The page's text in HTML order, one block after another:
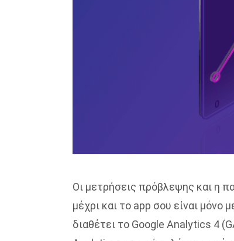
Οι μετρήσεις πρόβλεψης και η
μέχρι και το app σου είναι
διαθέτει το Google Analytics 4